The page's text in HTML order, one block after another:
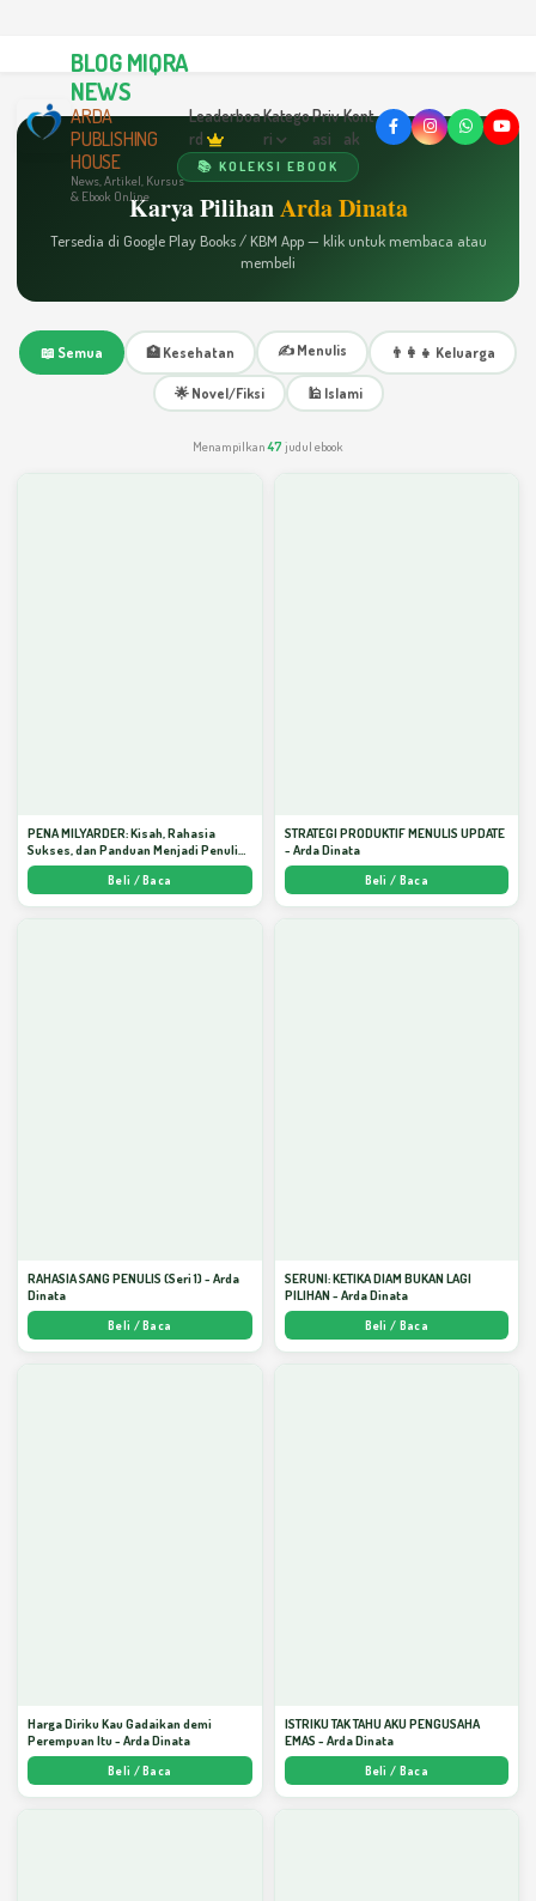
BLOG MIQRA
NEWS
ARDA
PUBLISHING
HOUSE
News, Artikel, Kursus
& Ebook Online
Leaderboa
rd
Katego
ri
Priv
asi
Kont
ak
📚 KOLEKSI EBOOK
Karya PilihanArda Dinata
Tersedia di Google Play Books / KBM App — klik untuk membaca atau
membeli
📖 Semua 🏥 Kesehatan ✍️ Menulis 👨‍👩‍👧 Keluarga
🌟 Novel/Fiksi 🕌 Islami
Menampilkan47 judul ebook
PENA MILYARDER: Kisah, Rahasia
Sukses, dan Panduan Menjadi Penulis 1
Milyar di KBM App dari Nol - Arda Dinata
Beli / Baca
STRATEGI PRODUKTIF MENULIS UPDATE
- Arda Dinata
Beli / Baca
RAHASIA SANG PENULIS (Seri 1) - Arda
Dinata
Beli / Baca
SERUNI: KETIKA DIAM BUKAN LAGI
PILIHAN - Arda Dinata
Beli / Baca
Harga Diriku Kau Gadaikan demi
Perempuan Itu - Arda Dinata
Beli / Baca
ISTRIKU TAK TAHU AKU PENGUSAHA
EMAS - Arda Dinata
Beli / Baca